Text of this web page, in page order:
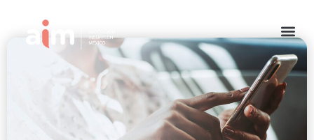
El poder de las Apps en los seguros
julio 18, 2022